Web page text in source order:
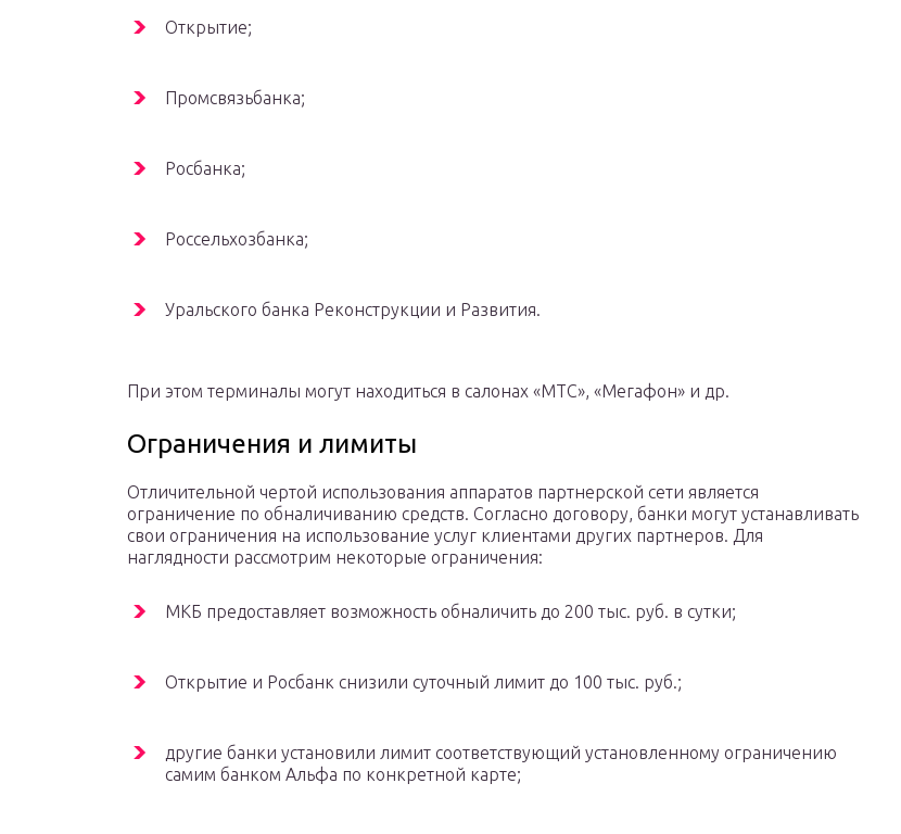
Открытие;
Промсвязьбанка;
Росбанка;
Россельхозбанка;
Уральского банка Реконструкции и Развития.
При этом терминалы могут находиться в салонах «МТС», «Мегафон» и др.
Ограничения и лимиты
Отличительной чертой использования аппаратов партнерской сети является
ограничение по обналичиванию средств. Согласно договору, банки могут устанавливать
свои ограничения на использование услуг клиентами других партнеров. Для
наглядности рассмотрим некоторые ограничения:
МКБ предоставляет возможность обналичить до 200 тыс. руб. в сутки;
Открытие и Росбанк снизили суточный лимит до 100 тыс. руб.;
другие банки установили лимит соответствующий установленному ограничению
самим банком Альфа по конкретной карте;